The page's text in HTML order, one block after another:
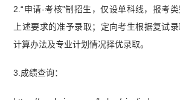
2.“申请-考核”制招生，仅设单科线，报考
上述要求的准予录取；定向考生根据复试
计算办法及专业计划情况择优录取。
3.成绩查询：